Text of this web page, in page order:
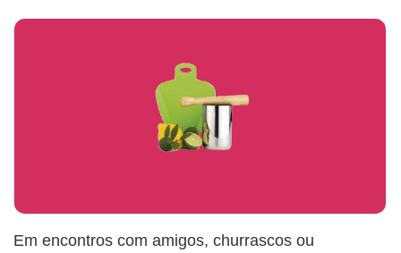
Em encontros com amigos, churrascos ou